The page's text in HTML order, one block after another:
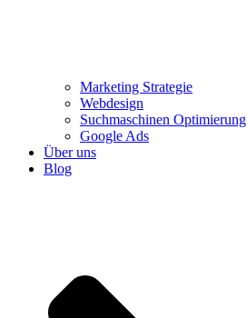
Marketing Strategie
Webdesign
Suchmaschinen Optimierung
Google Ads
Über uns
Blog